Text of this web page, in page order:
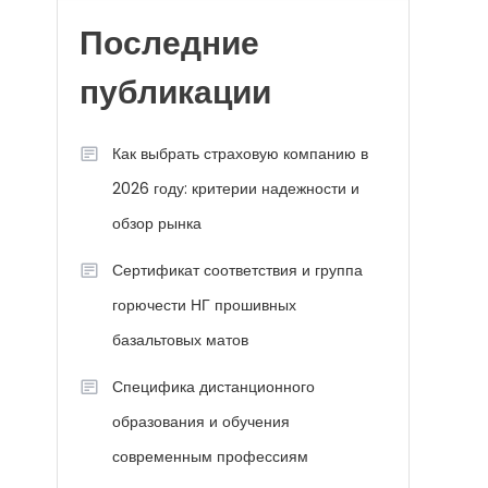
Последние
публикации
Как выбрать страховую компанию в
2026 году: критерии надежности и
обзор рынка
Сертификат соответствия и группа
горючести НГ прошивных
базальтовых матов
Специфика дистанционного
образования и обучения
современным профессиям